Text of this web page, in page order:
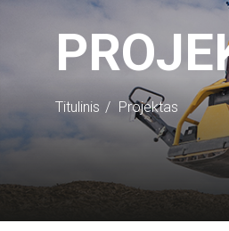
Titulinis Projektas